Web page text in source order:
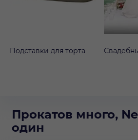
Подставки для торта
Прокатов много,
один